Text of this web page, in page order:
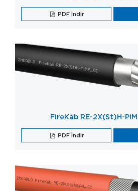
PDF İndir
FireKab RE-2X(St)H-
PDF İndir